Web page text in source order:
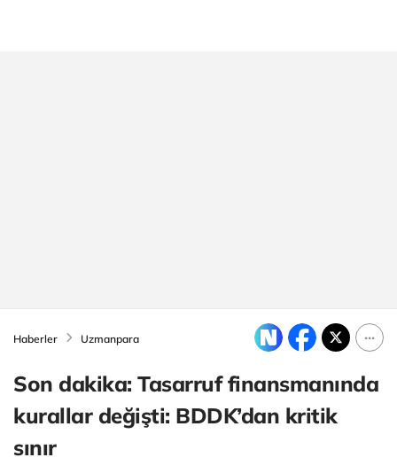
Haberler Uzmanpara
Son dakika: Tasarruf finansmanında
kurallar değişti: BDDK’dan kritik
sınır